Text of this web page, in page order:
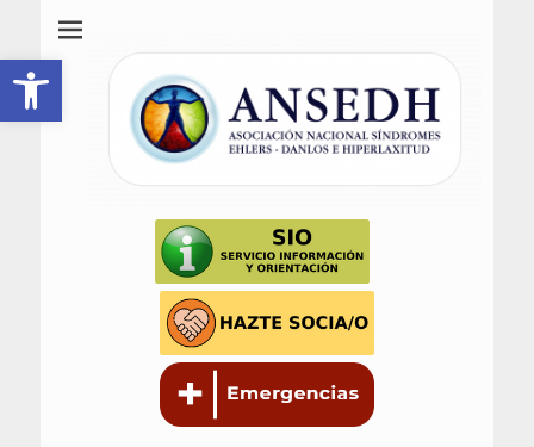
Abrir barra de herramientas